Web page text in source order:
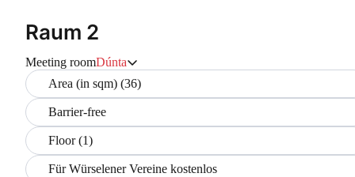
Raum 2
Meeting roomDúnta
Area (in sqm) (36)
Barrier-free
Floor (1)
Für Würselener Vereine kostenlos